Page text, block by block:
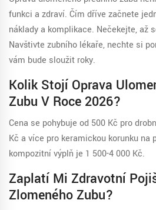
funkci a zdraví. Čím dříve začnete
náklady a komplikace. Nečekejte, až
Navštivte zubního lékaře, nechte si
vám bude sloužit roky.
Kolik Stojí Oprava
Zubu V Roce 2026?
Cena se pohybuje od 500 Kč pro
Kč a více pro keramickou korunku
kompozitní výplň je 1 500-4 000 Kč.
Zaplatí Mi Zdravotní
Zlomeného Zubu?